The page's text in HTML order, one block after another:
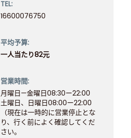
TEL:
16600076750
平均予算:
一人当たり82元
営業時間:
月曜日—金曜日08:30ー22:00
土曜日、日曜日08:00ー22:00
（現在は一時的に営業停止とな
り、行く前によく確認してくだ
さい。